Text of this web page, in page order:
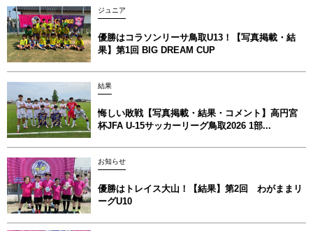
ジュニア
優勝はコラソンリーサ鳥取U13！【写真掲載‪‪‪︎︎・結
果】第1回 BIG DREAM CUP
結果
悔しい敗戦【写真掲載・結果・コメント】高円宮
杯JFA U-15サッカーリーグ鳥取2026 1部...
お知らせ
優勝はトレイス大山！【結果】第2回 わがままリ
ーグU10